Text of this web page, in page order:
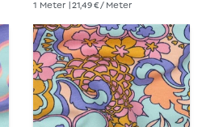
1 Meter | 21,49 € / Meter